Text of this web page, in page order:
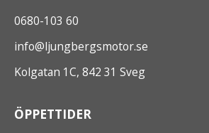
0680-103 60
info@ljungbergsmotor.se
Kolgatan 1C, 842 31 Sveg
ÖPPETTIDER